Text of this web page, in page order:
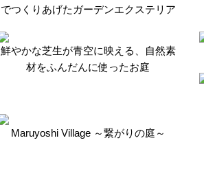
でつくりあげたガーデンエクステリア
鮮やかな芝生が青空に映える、自然素
材をふんだんに使ったお庭
Maruyoshi Village ～繋がりの庭～